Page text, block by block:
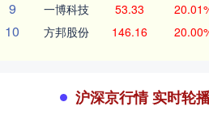
9 一博科技 53.33
10 方邦股份 146.16
沪深京行情 实时轮